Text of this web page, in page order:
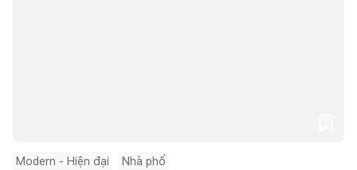
Modern - Hiện đại Nhà phố